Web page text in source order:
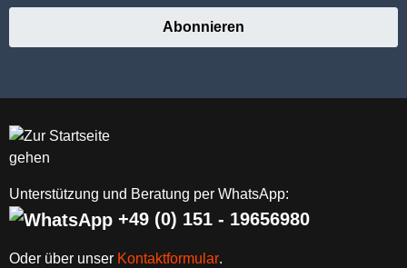
Abonnieren
Unterstützung und Beratung per WhatsApp:
+49 (0) 151 - 19656980
Oder über unser Kontaktformular.